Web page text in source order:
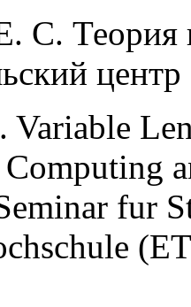
С. Теория
Variable
fur